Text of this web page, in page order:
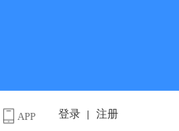
APP 登录 注册